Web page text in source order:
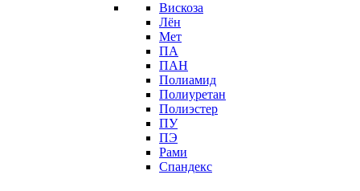
Вискоза
Лён
Мет
ПА
ПАН
Полиамид
Полиуретан
Полиэстер
ПУ
ПЭ
Рами
Спандекс